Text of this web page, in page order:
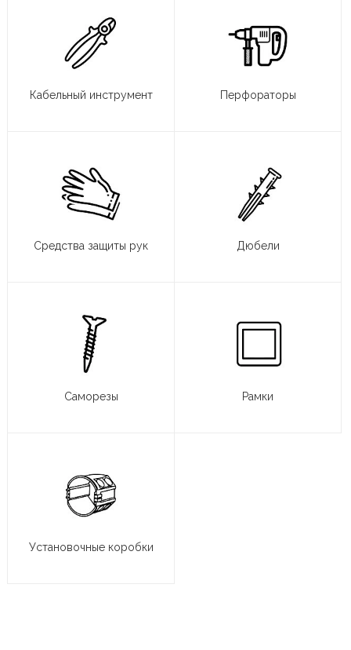
Кабельный инструмент Перфораторы
Средства защиты рук Дюбели
Саморезы Рамки
Установочные коробки